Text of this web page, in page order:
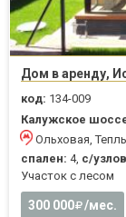
Дом в аренду,
код: 134-009
Калужское
Ольховая,
спален: 4, с/
Участок с лесом
300 000 /мес.